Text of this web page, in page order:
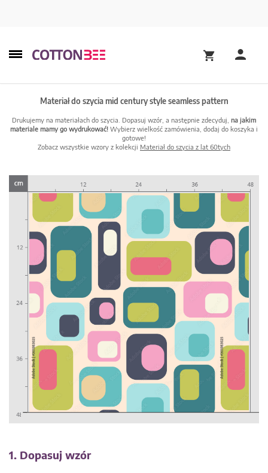
Materiał do szycia mid century style seamless pattern
Drukujemy na materiałach do szycia. Dopasuj wzór, a następnie zdecyduj, na jakim
materiale mamy go wydrukować! Wybierz wielkość zamówienia, dodaj do koszyka i
gotowe!
Zobacz wszystkie wzory z kolekcji Materiał do szycia z lat 60tych
1. Dopasuj wzór